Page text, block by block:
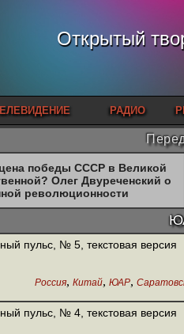
Открытый
РАДИО
победы СССР в Великой
Олег Двуреченский о
революционности
пульс, № 5, текстовая версия
Россия, Китай, ЮАР,
пульс, № 4, текстовая версия